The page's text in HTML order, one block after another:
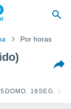
Por horas
DOMO. 16SEG. 17